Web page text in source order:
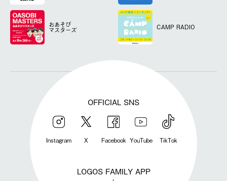
おあそび
マスターズ CAMP RADIO
OFFICIAL SNS
Instagram X Facebook YouTube TikTok
LOGOS FAMILY APP